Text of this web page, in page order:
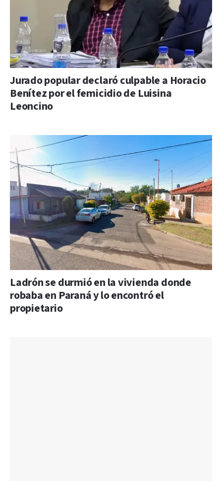
Jurado popular declaró culpable a Horacio
Benítez por el femicidio de Luisina
Leoncino
Ladrón se durmió en la vivienda donde
robaba en Paraná y lo encontró el
propietario